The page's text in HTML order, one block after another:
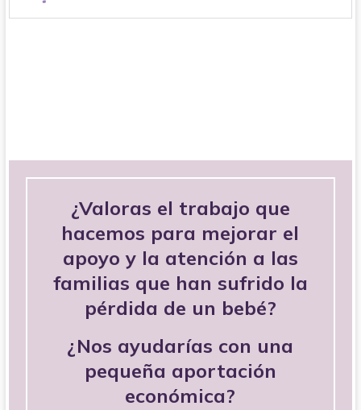
¿Valoras el trabajo que
hacemos para mejorar el
apoyo y la atención a las
familias que han sufrido la
pérdida de un bebé?
¿Nos ayudarías con una
pequeña aportación
económica?